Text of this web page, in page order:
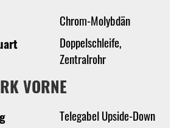
Chrom-Molybdän
Doppelschleife,
Zentralrohr
VORNE
Telegabel Upside-Down